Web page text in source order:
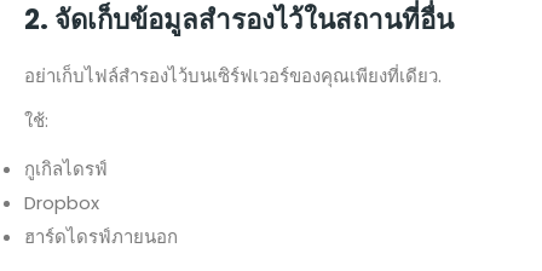
2. จัดเก็บข้อมูลสำรองไว้ในสถานที่อื่น
อย่าเก็บไฟล์สำรองไว้บนเซิร์ฟเวอร์ของคุณเพียงที่เดียว.
ใช้:
กูเกิลไดรฟ์
Dropbox
ฮาร์ดไดรฟ์ภายนอก